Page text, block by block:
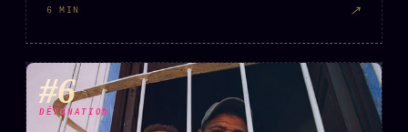
6 MIN ↗
#6
DÉTONATION